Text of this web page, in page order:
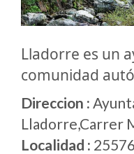
Lladorre es un
comunidad
Direccion :
Lladorre,Carrer
Localidad :